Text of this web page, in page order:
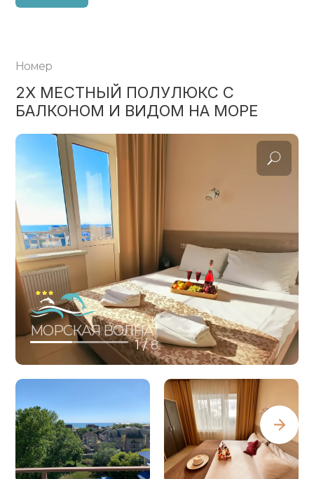
Номер
2Х МЕСТНЫЙ ПОЛУЛЮКС С
БАЛКОНОМ И ВИДОМ НА МОРЕ
МОРСКАЯ ВОЛНА
1 /8